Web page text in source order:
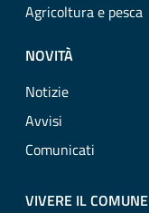
Agricoltura e pesca
NOVITÀ
Notizie
Avvisi
Comunicati
VIVERE IL COMUNE